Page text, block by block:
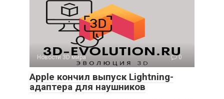
Новости 3D мира 0
Apple кончил выпуск Lightning-
адаптера для наушников